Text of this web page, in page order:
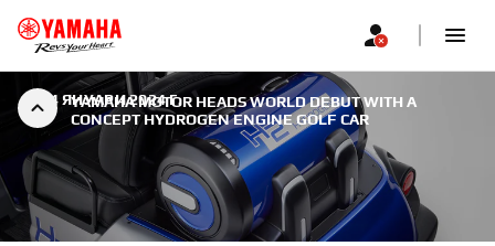
YAMAHA MOTOR HEADS WORLD DEBUT WITH A
CONCEPT HYDROGEN ENGINE GOLF CAR
24 ЯНУАРИ 2024 Г.